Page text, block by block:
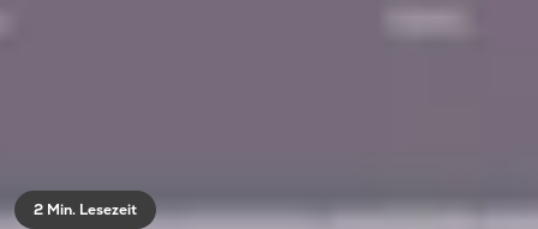
2 Min. Lesezeit